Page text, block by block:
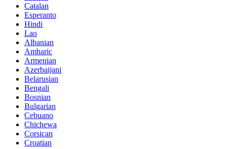
Catalan
Esperanto
Hindi
Lao
Albanian
Amharic
Armenian
Azerbaijani
Belarusian
Bengali
Bosnian
Bulgarian
Cebuano
Chichewa
Corsican
Croatian